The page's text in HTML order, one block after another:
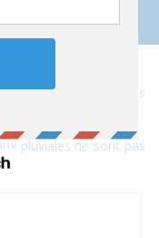
de pluie collectées
pluviales ne sont pas